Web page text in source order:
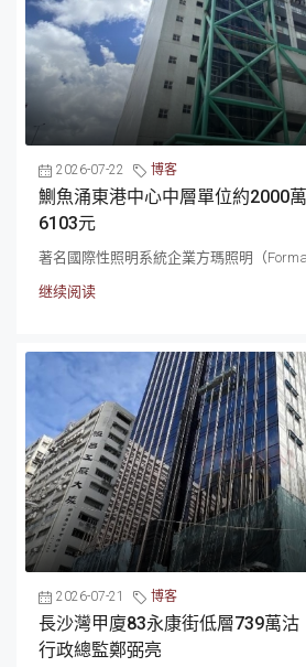
2026-07-22 博客
鰂魚涌東港中心中層單位約2000
6103元
著名國際性照明系統企業方瑪照明（
继续阅读
2026-07-21 博客
長沙灣甲廈83永康街低層739萬
行政總監鄭弼亮